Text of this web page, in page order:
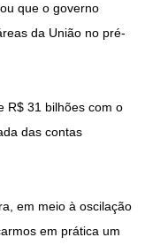
que o governo
da União no pré-
R$ 31 bilhões com o
das contas
em meio à oscilação
em prática um